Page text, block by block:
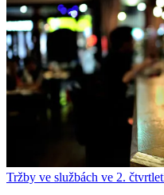
Tržby ve službách ve 2.